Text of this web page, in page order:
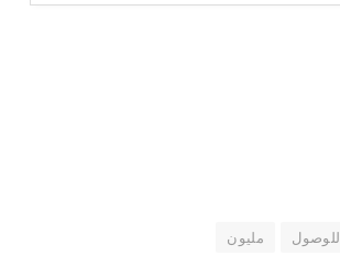
للوصول مليون